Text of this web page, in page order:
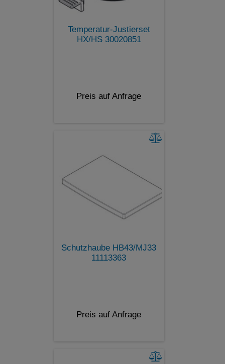
Temperatur-Justierset
HX/HS 30020851
Preis auf Anfrage
Schutzhaube HB43/MJ33
11113363
Preis auf Anfrage